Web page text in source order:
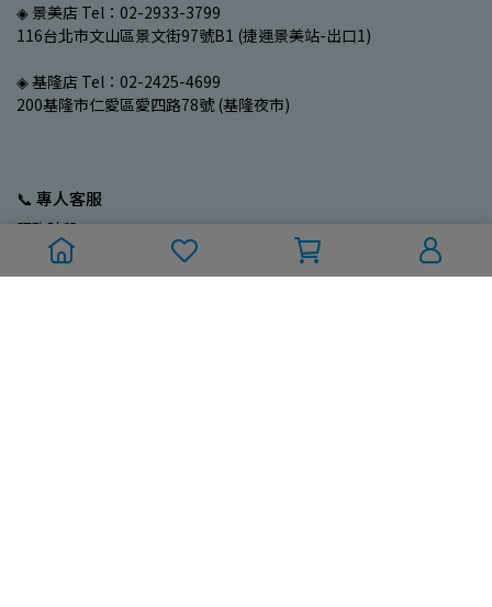
◈ 景美店 Tel：02-2933-3799
116台北市文山區景文街97號B1 (捷運景美站-出口1)
◈ 基隆店 Tel：02-2425-4699
200基隆市仁愛區愛四路78號 (基隆夜市)
📞 專人客服
服務時段：
週一至週五 (國定/例假日除外)
10:00~12:00；13:00~17:00